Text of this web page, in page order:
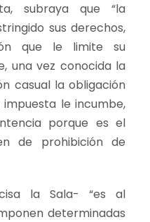
subraya que “la
sus derechos,
que le limite su
una vez conocida la
casual la obligación
le incumbe,
porque es el
de prohibición de
la Sala- “es al
determinadas